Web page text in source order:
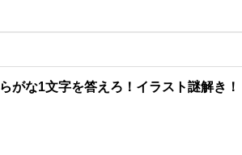
がな1文字を答えろ！イラスト謎解き！